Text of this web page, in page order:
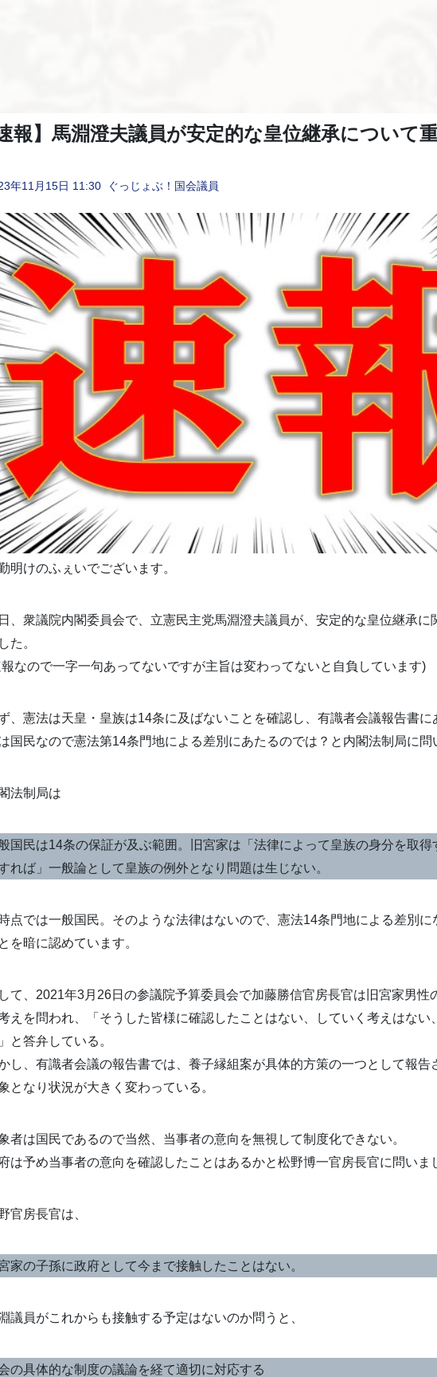
速報】馬淵澄夫議員が安定的な皇位継承について
年11月15日 11:30 ぐっじょぶ！国会議員
明けのふぇいでございます。
、衆議院内閣委員会で、立憲民主党馬淵澄夫議員が、安定的な皇位継承に
た。
報なので一字一句あってないですが主旨は変わってないと自負しています)
、憲法は天皇・皇族は14条に及ばないことを確認し、有識者会議報告書に
国民なので憲法第14条門地による差別にあたるのでは？と内閣法制局に問
法制局は
国民は14条の保証が及ぶ範囲。旧宮家は「法律によって皇族の身分を取得
れば」一般論として皇族の例外となり問題は生じない。
点では一般国民。そのような法律はないので、憲法14条門地による差別に
を暗に認めています。
て、2021年3月26日の参議院予算委員会で加藤勝信官房長官は旧宮家男性
えを問われ、「そうした皆様に確認したことはない、していく考えはない
と答弁している。
し、有識者会議の報告書では、養子縁組案が具体的方策の一つとして報告
となり状況が大きく変わっている。
者は国民であるので当然、当事者の意向を無視して制度化できない。
は予め当事者の意向を確認したことはあるかと松野博一官房長官に問いま
官房長官は、
宮家の子孫に政府として今まで接触したことはない。
議員がこれからも接触する予定はないのか問うと、
の具体的な制度の議論を経て適切に対応する